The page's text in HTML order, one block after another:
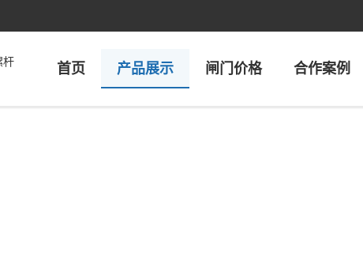
首页 产品展示 闸门价格 合作案例